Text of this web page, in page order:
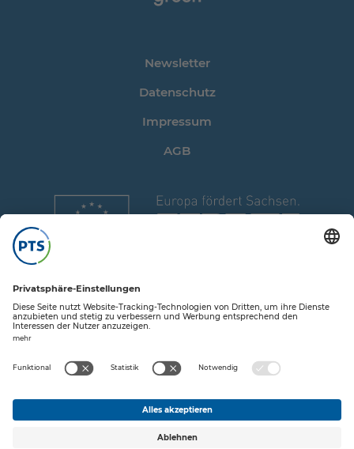
Newsletter
Datenschutz
Impressum
AGB
AufAufAuf